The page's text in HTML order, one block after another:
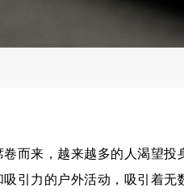
而来，越来越多的人渴望投
引力的户外活动，吸引着无